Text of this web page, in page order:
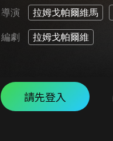
導演 拉姆戈帕爾維馬
編劇 拉姆戈帕爾維
請先登入